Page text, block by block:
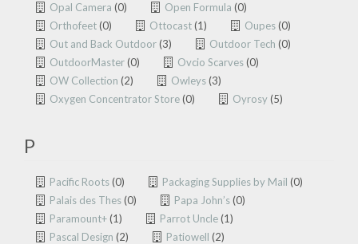
Opal Camera (0) Open Formula (0)
Orthofeet(0) Ottocast(1) Oupes(0)
Out and Back Outdoor(3) Outdoor Tech (0)
OutdoorMaster(0) Ovcio Scarves(0)
OW Collection (2) Owleys(3)
Oxygen Concentrator Store(0) Oyrosy(5)
P
Pacific Roots(0) Packaging Supplies by Mail (0)
Palais des Thes(0) Papa John’s(0)
Paramount+(1) Parrot Uncle(1)
Pascal Design (2) Patiowell (2)